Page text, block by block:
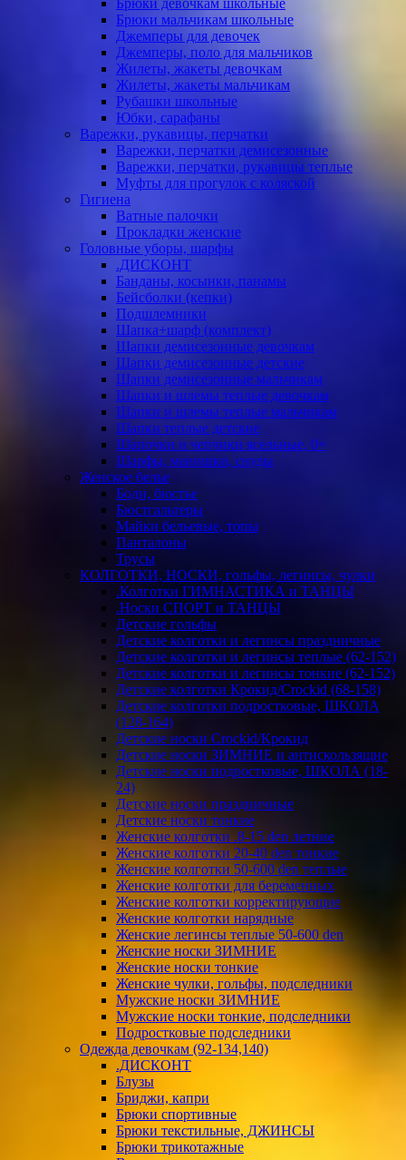
Брюки девочкам школьные
Брюки мальчикам школьные
Джемперы для девочек
Джемперы, поло для мальчиков
Жилеты, жакеты девочкам
Жилеты, жакеты мальчикам
Рубашки школьные
Юбки, сарафаны
Варежки, рукавицы, перчатки
Варежки, перчатки демисезонные
Варежки, перчатки, рукавицы теплые
Муфты для прогулок с коляской
Гигиена
Ватные палочки
Прокладки женские
Головные уборы, шарфы
.ДИСКОНТ
Банданы, косынки, панамы
Бейсболки (кепки)
Подшлемники
Шапка+шарф (комплект)
Шапки демисезонные девочкам
Шапки демисезонные детские
Шапки демисезонные мальчикам
Шапки и шлемы теплые девочкам
Шапки и шлемы теплые мальчикам
Шапки теплые детские
Шапочки и чепчики ясельные, 0+
Шарфы, манишки, снуды
Женское белье
Боди, бюстье
Бюстгальтеры
Майки бельевые, топы
Панталоны
Трусы
КОЛГОТКИ, НОСКИ, гольфы, легинсы, чулки
.Колготки ГИМНАСТИКА и ТАНЦЫ
.Носки СПОРТ и ТАНЦЫ
Детские гольфы
Детские колготки и легинсы праздничные
Детские колготки и легинсы теплые (62-152)
Детские колготки и легинсы тонкие (62-152)
Детские колготки Крокид/Crockid (68-158)
Детские колготки подростковые, ШКОЛА
(128-164)
Детские носки Crockid/Крокид
Детские носки ЗИМНИЕ и антискользящие
Детские носки подростковые, ШКОЛА (18-
24)
Детские носки праздничные
Детские носки тонкие
Женские колготки .8-15 den летние
Женские колготки 20-40 den тонкие
Женские колготки 50-600 den теплые
Женские колготки для беременных
Женские колготки корректирующие
Женские колготки нарядные
Женские легинсы теплые 50-600 den
Женские носки ЗИМНИЕ
Женские носки тонкие
Женские чулки, гольфы, подследники
Мужские носки ЗИМНИЕ
Мужские носки тонкие, подследники
Подростковые подследники
Одежда девочкам (92-134,140)
.ДИСКОНТ
Блузы
Бриджи, капри
Брюки спортивные
Брюки текстильные, ДЖИНСЫ
Брюки трикотажные